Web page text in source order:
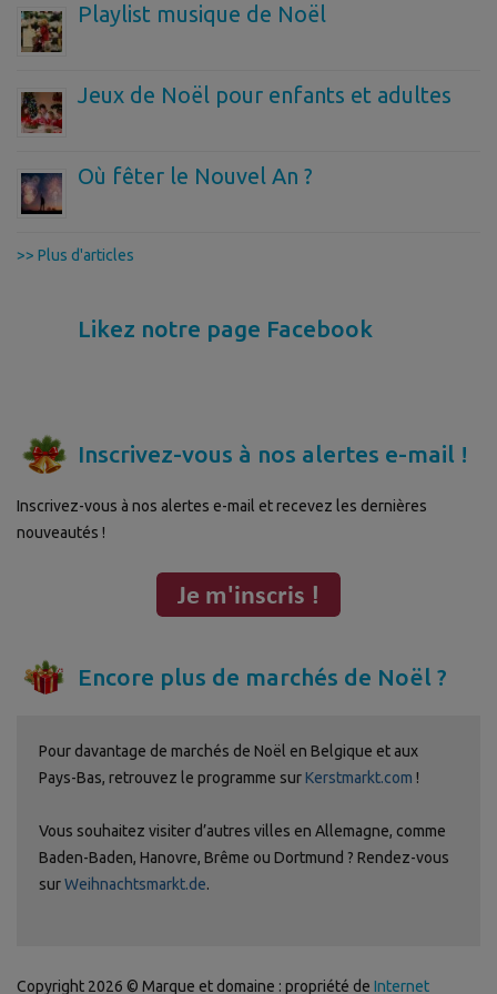
Playlist musique de Noël
Jeux de Noël pour enfants et adultes
Où fêter le Nouvel An ?
>> Plus d'articles
Likez notre page Facebook
Inscrivez-vous à nos alertes e-mail !
Inscrivez-vous à nos alertes e-mail et recevez les dernières
nouveautés !
Encore plus de marchés de Noël ?
Pour davantage de marchés de Noël en Belgique et aux
Pays-Bas, retrouvez le programme surKerstmarkt.com !
Vous souhaitez visiter d’autres villes en Allemagne, comme
Baden-Baden, Hanovre, Brême ou Dortmund ? Rendez-vous
surWeihnachtsmarkt.de.
Copyright 2026 © Marque et domaine : propriété de Internet